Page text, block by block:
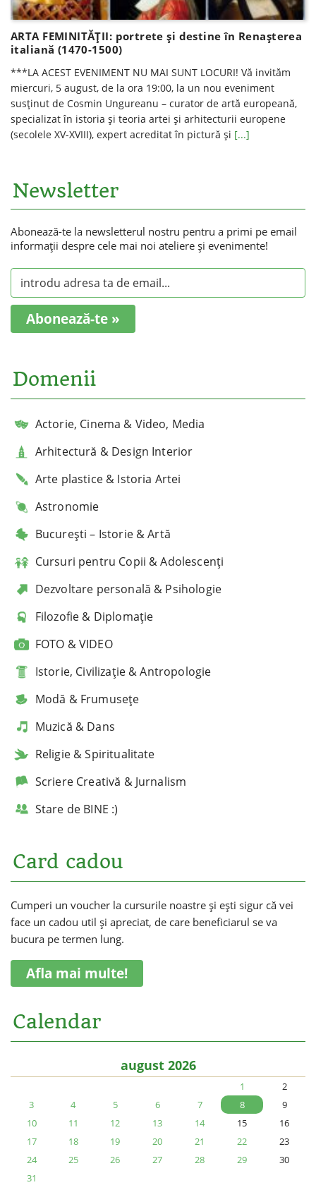
ARTA FEMINITĂȚII: portrete și destine în Renașterea
italiană (1470-1500)
***LA ACEST EVENIMENT NU MAI SUNT LOCURI! Vă invităm
miercuri, 5 august, de la ora 19:00, la un nou eveniment
susținut de Cosmin Ungureanu – curator de artă europeană,
specializat în istoria şi teoria artei şi arhitecturii europene
(secolele XV-XVIII), expert acreditat în pictură şi [...]
Newsletter
Abonează-te la newsletterul nostru pentru a primi pe email
informaţii despre cele mai noi ateliere şi evenimente!
Abonează-te »
Domenii
Actorie, Cinema & Video, Media
Arhitectură & Design Interior
Arte plastice & Istoria Artei
Astronomie
București – Istorie & Artă
Cursuri pentru Copii & Adolescenți
Dezvoltare personală & Psihologie
Filozofie & Diplomație
FOTO & VIDEO
Istorie, Civilizație & Antropologie
Modă & Frumusețe
Muzică & Dans
Religie & Spiritualitate
Scriere Creativă & Jurnalism
Stare de BINE :)
Card cadou
Cumperi un voucher la cursurile noastre și ești sigur că vei
face un cadou util și apreciat, de care beneficiarul se va
bucura pe termen lung.
Afla mai multe!
Calendar
august 2026
1
2
3
4 5 6 7 8
9
10
11 12 13 14 15
16
17
18 19 20 21 22
23
24
25 26 27 28 29
30
31